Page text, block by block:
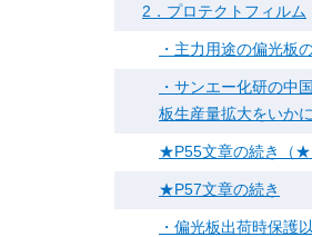
2．プロテクトフィルム
・主力用途の偏光板
・サンエー化研の
板生産量拡大をいか
★P55文章の続き（
★P57文章の続き
・偏光板出荷時保護